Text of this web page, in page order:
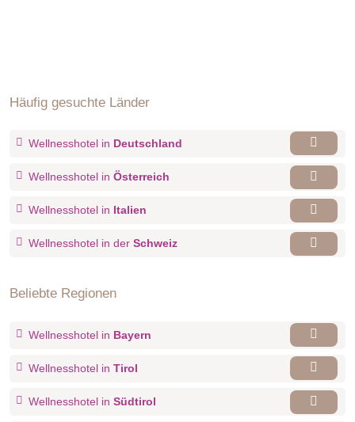
Häufig gesuchte Länder
Wellnesshotel in Deutschland
Wellnesshotel in Österreich
Wellnesshotel in Italien
Wellnesshotel in der Schweiz
Beliebte Regionen
Wellnesshotel in Bayern
Wellnesshotel in Tirol
Wellnesshotel in Südtirol